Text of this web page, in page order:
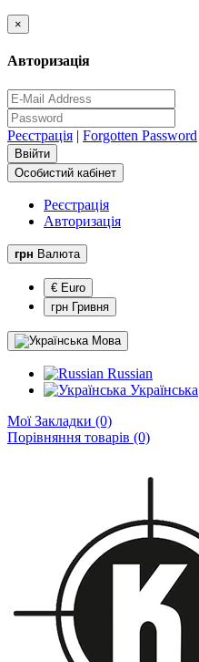
×
Авторизація
Реєстрація | Forgotten Password
Особистий кабінет
Реєстрація
Авторизація
грн Валюта
€ Euro
грн Гривня
Мова
Russian
Українська
Мої Закладки (0)
Порівняння товарів (0)